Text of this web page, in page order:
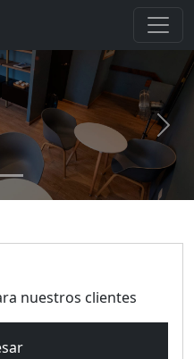
Next
nuestros clientes